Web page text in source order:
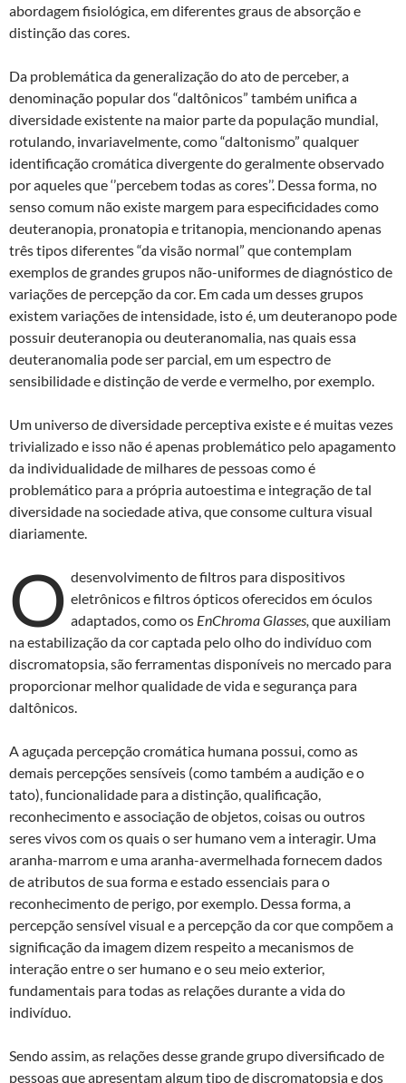
abordagem fisiológica, em diferentes graus de absorção e
distinção das cores.
Da problemática da generalização do ato de perceber, a
denominação popular dos “daltônicos” também unifica a
diversidade existente na maior parte da população mundial,
rotulando, invariavelmente, como “daltonismo” qualquer
identificação cromática divergente do geralmente observado
por aqueles que ‘’percebem todas as cores’’. Dessa forma, no
senso comum não existe margem para especificidades como
deuteranopia, pronatopia e tritanopia, mencionando apenas
três tipos diferentes “da visão normal” que contemplam
exemplos de grandes grupos não-uniformes de diagnóstico de
variações de percepção da cor. Em cada um desses grupos
existem variações de intensidade, isto é, um deuteranopo pode
possuir deuteranopia ou deuteranomalia, nas quais essa
deuteranomalia pode ser parcial, em um espectro de
sensibilidade e distinção de verde e vermelho, por exemplo.
Um universo de diversidade perceptiva existe e é muitas vezes
trivializado e isso não é apenas problemático pelo apagamento
da individualidade de milhares de pessoas como é
problemático para a própria autoestima e integração de tal
diversidade na sociedade ativa, que consome cultura visual
diariamente.
O desenvolvimento de filtros para dispositivos
eletrônicos e filtros ópticos oferecidos em óculos
adaptados, como os EnChroma Glasses, que auxiliam
na estabilização da cor captada pelo olho do indivíduo com
discromatopsia, são ferramentas disponíveis no mercado para
proporcionar melhor qualidade de vida e segurança para
daltônicos.
A aguçada percepção cromática humana possui, como as
demais percepções sensíveis (como também a audição e o
tato), funcionalidade para a distinção, qualificação,
reconhecimento e associação de objetos, coisas ou outros
seres vivos com os quais o ser humano vem a interagir. Uma
aranha-marrom e uma aranha-avermelhada fornecem dados
de atributos de sua forma e estado essenciais para o
reconhecimento de perigo, por exemplo. Dessa forma, a
percepção sensível visual e a percepção da cor que compõem a
significação da imagem dizem respeito a mecanismos de
interação entre o ser humano e o seu meio exterior,
fundamentais para todas as relações durante a vida do
indivíduo.
Sendo assim, as relações desse grande grupo diversificado de
pessoas que apresentam algum tipo de discromatopsia e dos